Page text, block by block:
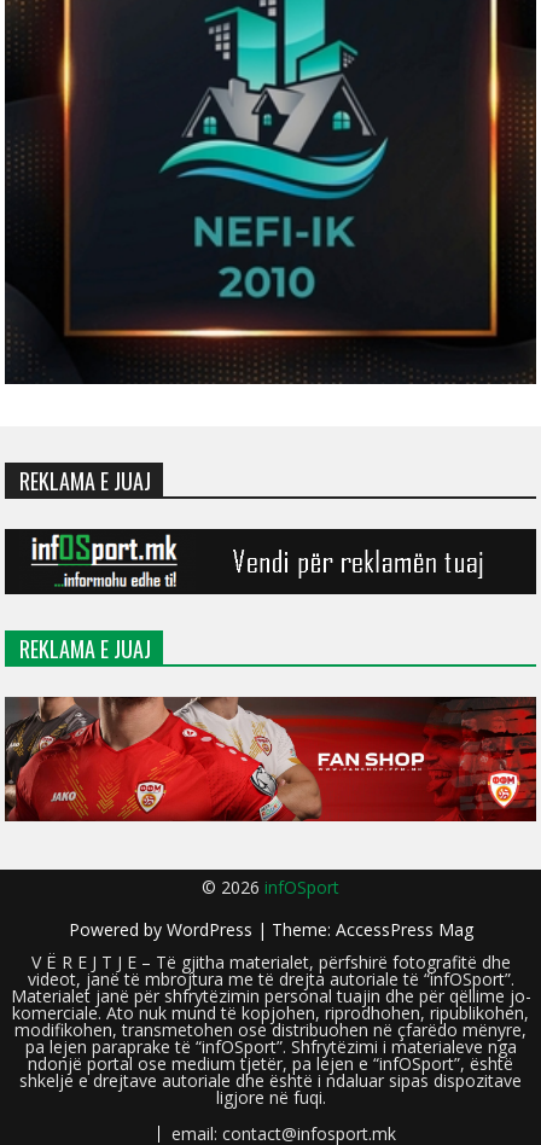
REKLAMA E JUAJ
REKLAMA E JUAJ
© 2026 infOSport
Powered by WordPress | Theme: AccessPress Mag
V Ë R E J T J E – Të gjitha materialet, përfshirë fotografitë dhe
videot, janë të mbrojtura me të drejta autoriale të “infOSport”.
Materialet janë për shfrytëzimin personal tuajin dhe për qëllime jo-
komerciale. Ato nuk mund të kopjohen, riprodhohen, ripublikohen,
modifikohen, transmetohen ose distribuohen në çfarëdo mënyre,
pa lejen paraprake të “infOSport”. Shfrytëzimi i materialeve nga
ndonjë portal ose medium tjetër, pa lejen e “infOSport”, është
shkelje e drejtave autoriale dhe është i ndaluar sipas dispozitave
ligjore në fuqi.
email: contact@infosport.mk